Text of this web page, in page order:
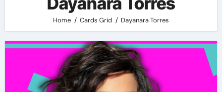
Home Cards Grid Dayanara Torres